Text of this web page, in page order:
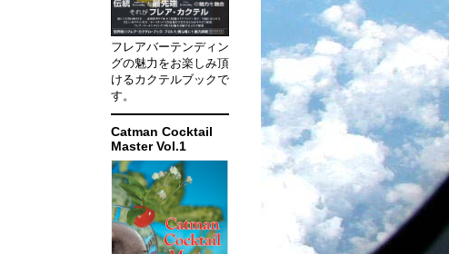
フレアバーテンディン
グの魅力をお楽しみ頂
けるカクテルブックで
す。
Catman Cocktail
Master Vol.1